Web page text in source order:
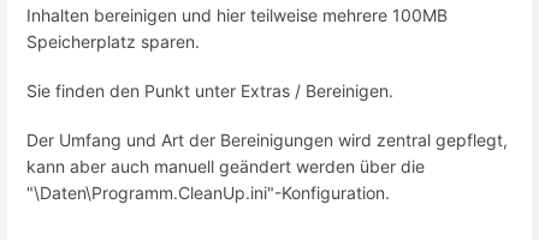
Inhalten bereinigen und hier teilweise mehrere 100MB
Speicherplatz sparen.
Sie finden den Punkt unter Extras / Bereinigen.
Der Umfang und Art der Bereinigungen wird zentral gepflegt,
kann aber auch manuell geändert werden über die
"\Daten\Programm.CleanUp.ini"-Konfiguration.